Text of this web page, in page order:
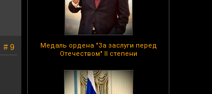
Медаль ордена "За заслуги перед
Отечеством" II степени
# 9